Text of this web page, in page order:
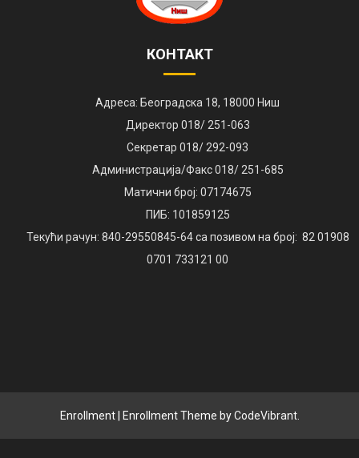
КОНТАКТ
Адреса: Београдска 18, 18000 Ниш
Директор 018/ 251-063
Секретар 018/ 292-093
Администрација/Факс 018/ 251-685
Матични број: 07174675
ПИБ: 101859125
Текући рачун: 840-29550845-64 са позивом на број: 82 01908
0701 733121 00
Enrollment Enrollment Theme byCodeVibrant.